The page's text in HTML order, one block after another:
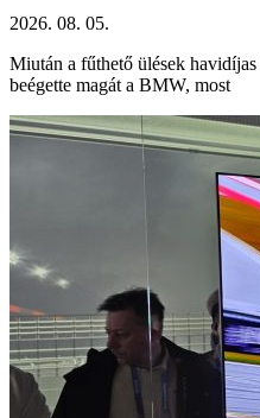
2026. 08. 05.
Miután a fűthető ülések
beégette magát a BMW, most